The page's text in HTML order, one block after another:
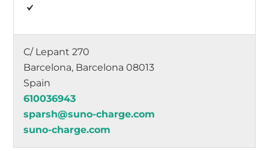
C/ Lepant 270
Barcelona, Barcelona 08013
Spain
610036943
sparsh@suno-charge.com
suno-charge.com